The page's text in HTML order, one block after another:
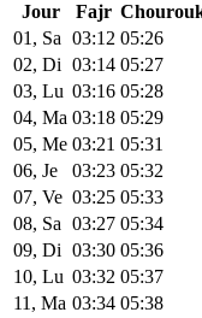
Jour Fajr
01, Sa 03:12 05:26
02, Di 03:14 05:27
03, Lu 03:16 05:28
04, Ma 03:18 05:29
05, Me 03:21 05:31
06, Je
03:23 05:32
07, Ve 03:25 05:33
08, Sa 03:27 05:34
09, Di 03:30 05:36
10, Lu 03:32 05:37
11, Ma 03:34 05:38